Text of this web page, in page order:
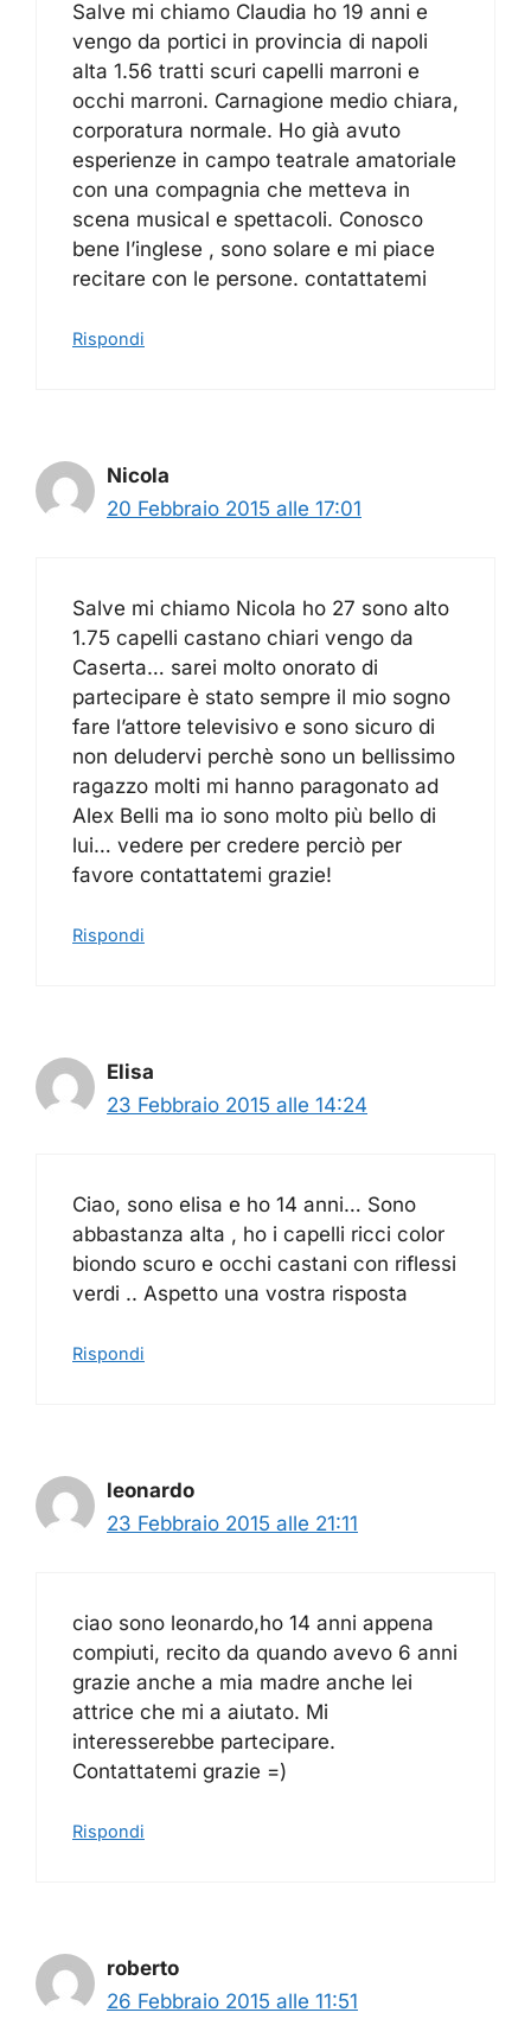
Salve mi chiamo Claudia ho 19 anni e
vengo da portici in provincia di napoli
alta 1.56 tratti scuri capelli marroni e
occhi marroni. Carnagione medio chiara,
corporatura normale. Ho già avuto
esperienze in campo teatrale amatoriale
con una compagnia che metteva in
scena musical e spettacoli. Conosco
bene l’inglese , sono solare e mi piace
recitare con le persone. contattatemi
Rispondi
Nicola
20 Febbraio 2015 alle 17:01
Salve mi chiamo Nicola ho 27 sono alto
1.75 capelli castano chiari vengo da
Caserta… sarei molto onorato di
partecipare è stato sempre il mio sogno
fare l’attore televisivo e sono sicuro di
non deludervi perchè sono un bellissimo
ragazzo molti mi hanno paragonato ad
Alex Belli ma io sono molto più bello di
lui… vedere per credere perciò per
favore contattatemi grazie!
Rispondi
Elisa
23 Febbraio 2015 alle 14:24
Ciao, sono elisa e ho 14 anni… ️Sono
abbastanza alta , ho i capelli ricci color
biondo scuro e occhi castani con riflessi
verdi .. Aspetto una vostra risposta
Rispondi
leonardo
23 Febbraio 2015 alle 21:11
ciao sono leonardo,ho 14 anni appena
compiuti, recito da quando avevo 6 anni
grazie anche a mia madre anche lei
attrice che mi a aiutato. Mi
interesserebbe partecipare.
Contattatemi grazie =)
Rispondi
roberto
26 Febbraio 2015 alle 11:51